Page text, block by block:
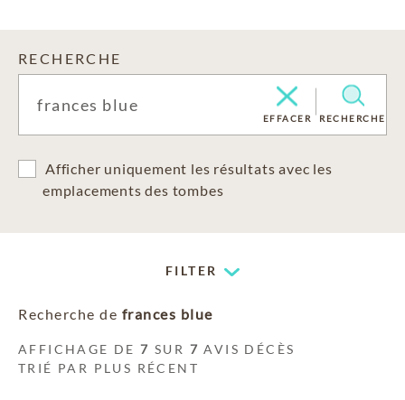
RECHERCHE
EFFACER RECHERCHE
Afficher uniquement les résultats avec les
emplacements des tombes
FILTER
Recherche de frances blue
AFFICHAGE DE7 SUR 7 AVIS DÉCÈS
TRIÉ PAR PLUS RÉCENT